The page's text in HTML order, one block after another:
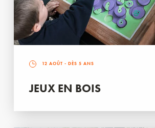
12 AOÛT - DÈS 5 ANS
JEUX EN BOIS